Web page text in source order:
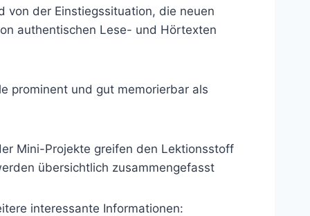
von der Einstiegssituation, die neuen
authentischen Lese- und Hörtexten
prominent und gut memorierbar als
Mini-Projekte greifen den Lektionsstoff
übersichtlich zusammengefasst
interessante Informationen: